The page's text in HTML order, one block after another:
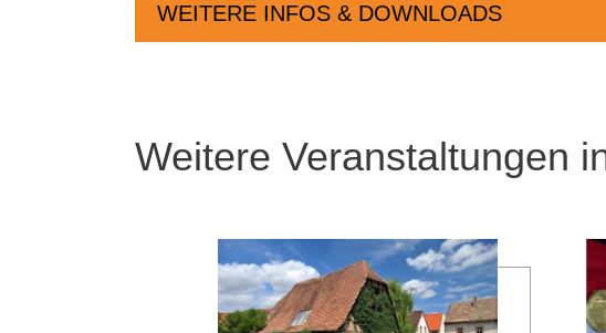
WEITERE INFOS & DOWNLOADS
Weitere Veranstaltungen
Meer informatie